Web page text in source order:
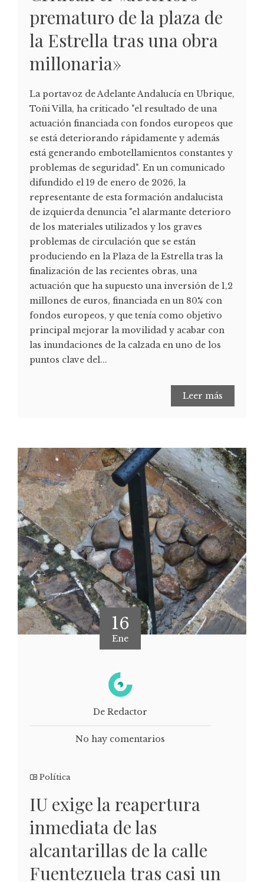
prematuro de la plaza de
la Estrella tras una obra
millonaria»
La portavoz de Adelante Andalucía en Ubrique,
Toñi Villa, ha criticado "el resultado de una
actuación financiada con fondos europeos que
se está deteriorando rápidamente y además
está generando embotellamientos constantes y
problemas de seguridad". En un comunicado
difundido el 19 de enero de 2026, la
representante de esta formación andalucista
de izquierda denuncia "el alarmante deterioro
de los materiales utilizados y los graves
problemas de circulación que se están
produciendo en la Plaza de la Estrella tras la
finalización de las recientes obras, una
actuación que ha supuesto una inversión de 1,2
millones de euros, financiada en un 80% con
fondos europeos, y que tenía como objetivo
principal mejorar la movilidad y acabar con
las inundaciones de la calzada en uno de los
puntos clave del...
Leer más
16
Ene
De Redactor
No hay comentarios
Política
IU exige la reapertura
inmediata de las
alcantarillas de la calle
Fuentezuela tras casi un